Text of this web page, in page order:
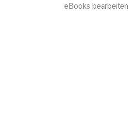
eBooks bearbeiten